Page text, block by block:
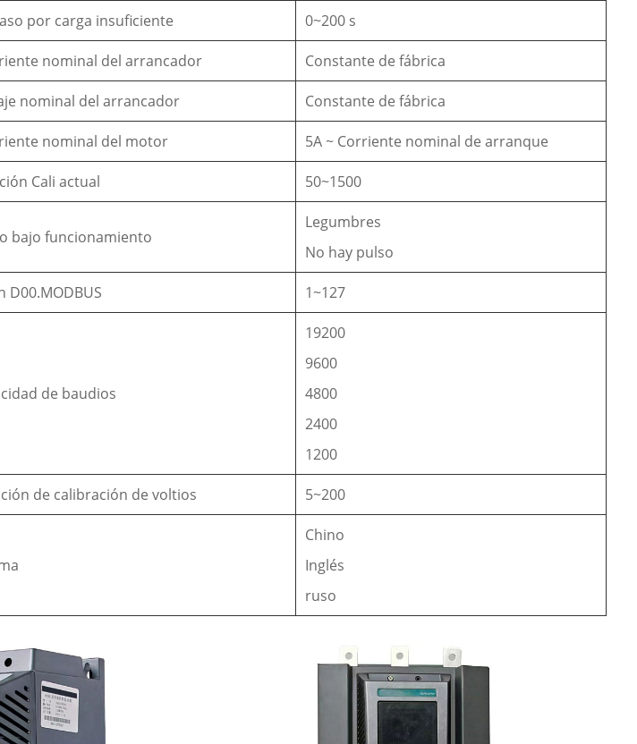
por carga insuficiente 0~200 s
nominal del arrancador Constante de fábrica
nominal del arrancador Constante de fábrica
nominal del motor 5A ~ Corriente nominal de arranque
Cali actual 50~1500
bajo funcionamiento
Legumbres
No hay pulso
D00.MODBUS 1~127
de baudios
19200
9600
4800
2400
1200
de calibración de voltios 5~200
Chino
Inglés
ruso